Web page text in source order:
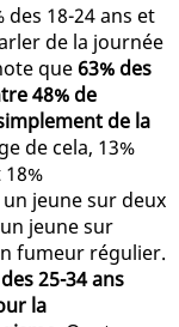
des 18-24 ans et
de la journée
que63% des
48% de
de la
de cela, 13%
jeune sur deux
jeune sur
fumeur régulier.
25-34 ans
la